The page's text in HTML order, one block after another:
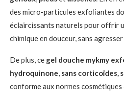
des micro-particules exfoliantes
éclaircissants naturels pour offrir
chimique en douceur, sans
De plus, ce gel douche mykmy
hydroquinone, sans corticoïdes,
conforme aux normes